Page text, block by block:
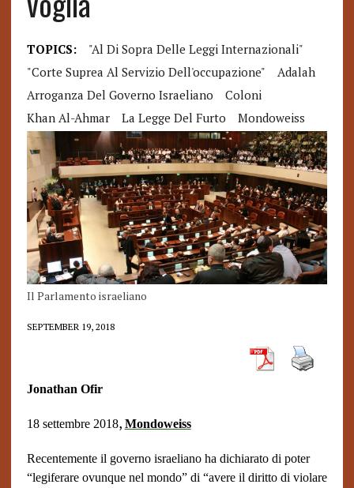
TOPICS:
"al Di Sopra Delle Leggi Internazionali"
"corte Suprea Al Servizio Dell'occupazione"
Adalah
Arroganza Del Governo Israeliano
Coloni
Khan Al-Ahmar
La Legge Del Furto Mondoweiss
Il Parlamento israeliano
SEPTEMBER 19, 2018
Jonathan Ofir
18 settembre 2018, Mondoweiss
Recentemente il governo israeliano ha dichiarato di poter
“legiferare ovunque nel mondo” di “avere il diritto di violare